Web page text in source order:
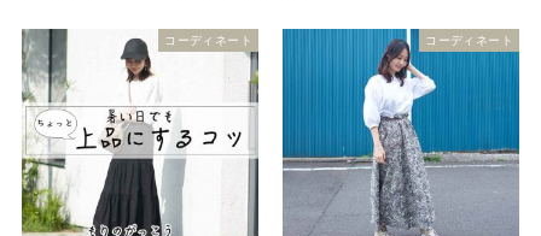
コーディネート コーディネート